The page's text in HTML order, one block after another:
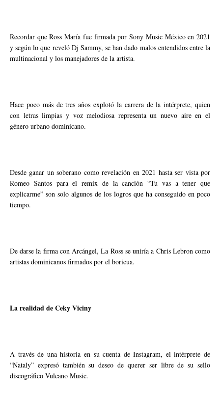
Recordar que Ross María fue firmada por Sony Music México en 2021
y según lo que reveló Dj Sammy, se han dado malos entendidos entre la
multinacional y los manejadores de la artista.
Hace poco más de tres años explotó la carrera de la intérprete, quien
con letras limpias y voz melodiosa representa un nuevo aire en el
género urbano dominicano.
Desde ganar un soberano como revelación en 2021 hasta ser vista por
Romeo Santos para el remix de la canción “Tu vas a tener que
explicarme” son solo algunos de los logros que ha conseguido en poco
tiempo.
De darse la firma con Arcángel, La Ross se uniría a Chris Lebron como
artistas dominicanos firmados por el boricua.
La realidad de Ceky Viciny
A través de una historia en su cuenta de Instagram, el intérprete de
“Nataly” expresó también su deseo de querer ser libre de su sello
discográfico Vulcano Music.